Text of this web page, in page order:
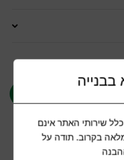
ופרסומי בשליחת
שירותי האתר אינם
בקרוב. תודה על